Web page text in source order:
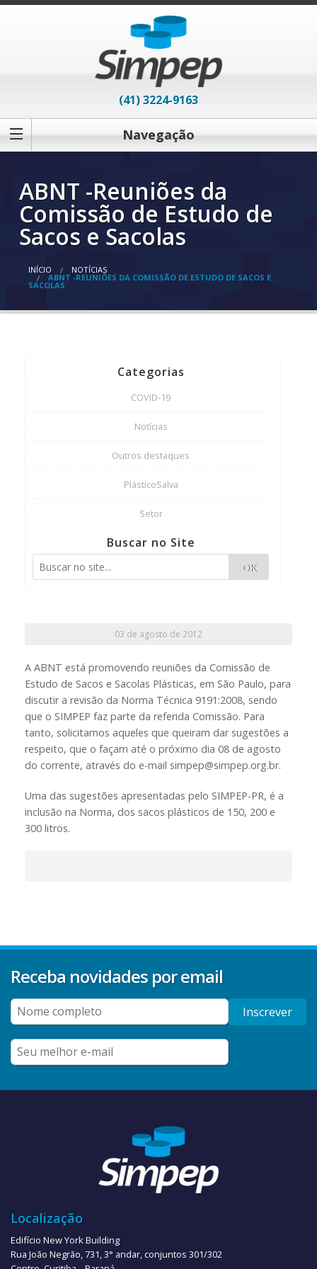
(41) 3224-9163
Navegação
ABNT -Reuniões da
Comissão de Estudo de
Sacos e Sacolas
INÍCIO NOTÍCIAS
ABNT -REUNIÕES DA COMISSÃO DE ESTUDO DE SACOS E
SACOLAS
Categorias
COVID-19
Notícias
Outros destaques
PlásticoSalva
Setor
Buscar no Site
OK
03 de agosto de 2012
A ABNT está promovendo reuniões da Comissão de
Estudo de Sacos e Sacolas Plásticas, em São Paulo, para
discutir a revisão da Norma Técnica 9191:2008, sendo
que o SIMPEP faz parte da referida Comissão. Para
tanto, solicitamos aqueles que queiram dar sugestões a
respeito, que o façam até o próximo dia 08 de agosto
do corrente, através do e-mail simpep@simpep.org.br.
Uma das sugestões apresentadas pelo SIMPEP-PR, é a
inclusão na Norma, dos sacos plásticos de 150, 200 e
300 litros.
Receba novidades por email
Inscrever
Localização
Edifício New York Building
Rua João Negrão, 731, 3° andar, conjuntos 301/302